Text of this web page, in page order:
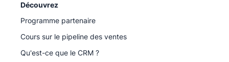
Découvrez
Programme partenaire
Cours sur le pipeline des ventes
Qu'est-ce que le CRM ?